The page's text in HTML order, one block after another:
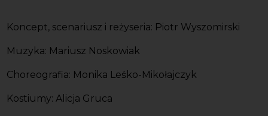
Koncept, scenariusz i reżyseria: Piotr Wyszomirski
Muzyka: Mariusz Noskowiak
Choreografia: Monika Leśko-Mikołajczyk
Kostiumy: Alicja Gruca